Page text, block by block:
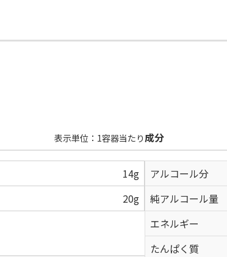
表示単位：1容器当たり
14g
20g
成分
アルコール分
純アルコール量
エネルギー
たんぱく質